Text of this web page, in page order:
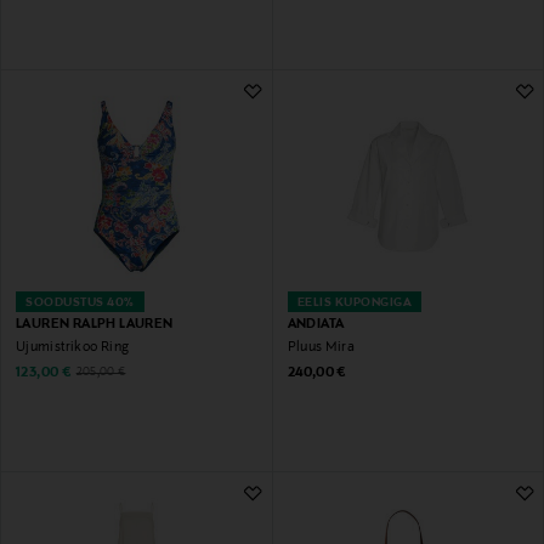
SOODUSTUS 40%
LAUREN RALPH LAUREN
Ujumistrikoo Ring
Discounted Price
123,00 € Original Price
205,00 €
EELIS KUPONGIGA
ANDIATA
Pluus Mira
Original Price
240,00 €